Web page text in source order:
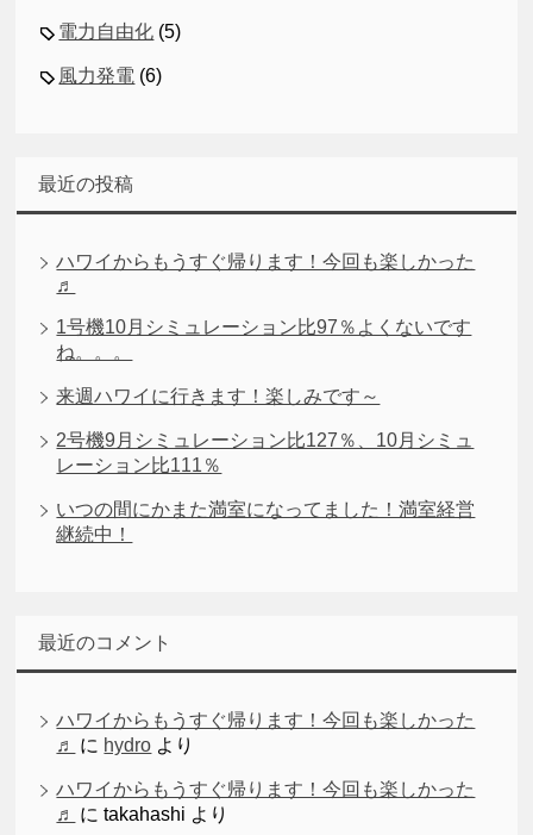
電力自由化 (5)
風力発電 (6)
最近の投稿
ハワイからもうすぐ帰ります！今回も楽しかった
♬
1号機10月シミュレーション比97％よくないです
ね。。。
来週ハワイに行きます！楽しみです～
2号機9月シミュレーション比127％、10月シミュ
レーション比111％
いつの間にかまた満室になってました！満室経営
継続中！
最近のコメント
ハワイからもうすぐ帰ります！今回も楽しかった
♬
に hydro より
ハワイからもうすぐ帰ります！今回も楽しかった
♬
にtakahashi より